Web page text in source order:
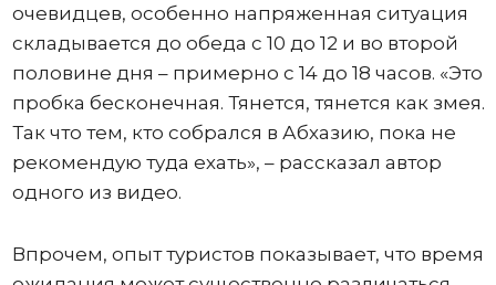
очевидцев, особенно напряженная ситуация
складывается до обеда с 10 до 12 и во второй
половине дня – примерно с 14 до 18 часов. «Это
пробка бесконечная. Тянется, тянется как змея.
Так что тем, кто собрался в Абхазию, пока не
рекомендую туда ехать», – рассказал автор
одного из видео.
Впрочем, опыт туристов показывает, что время